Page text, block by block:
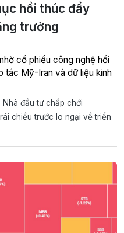
hồi thúc đẩy
trưởng
cổ phiếu công nghệ hồi
tác Mỹ-Iran và dữ liệu kinh
đầu tư chấp chới
chiều trước lo ngại về triển